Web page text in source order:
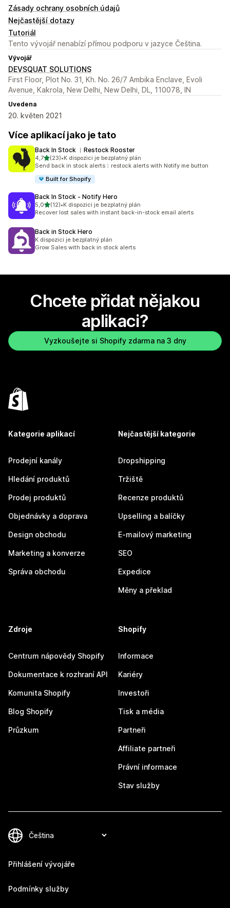
Zásady ochrany osobních údajů
Nejčastější dotazy
Tutoriál
Tento vývojář nenabízí přímou podporu v jazyce Čeština.
Vývojář
DEVSQUAT SOLUTIONS
First Floor, Plot No. 31, Kh. No. 26/7 Ambika Enclave, Evoli
Avenue, Kakrola, New Delhi, New Delhi, DL, 110078, IN
Uvedena
20. květen 2021
Více aplikací jako je tato
Back In Stock ︱Restock Rooster
4,7z 5 hvězd
(23)
Celkový počet recenzí: 23
•K dispozici je bezplatný plán
Send back in stock alerts︱restock alerts with Notify me button
Built for Shopify
Back In Stock ‑ Notify Hero
5,0z 5 hvězd
(12)
Celkový počet recenzí: 12
•K dispozici je bezplatný plán
Recover lost sales with instant back-in-stock email alerts
Back in Stock Hero
K dispozici je bezplatný plán
Grow Sales with back in stock alerts
Chcete přidat nějakou
aplikaci?
Vyzkoušejte si Shopify zdarma na 3 dny
Kategorie aplikací
Prodejní kanály
Hledání produktů
Prodej produktů
Objednávky a doprava
Design obchodu
Marketing a konverze
Správa obchodu
Nejčastější kategorie
Dropshipping
Tržiště
Recenze produktů
Upselling a balíčky
E-mailový marketing
SEO
Expedice
Měny a překlad
Zdroje
Centrum nápovědy Shopify
Dokumentace k rozhraní API
Komunita Shopify
Blog Shopify
Průzkum
Shopify
Informace
Kariéry
Investoři
Tisk a média
Partneři
Affiliate partneři
Právní informace
Stav služby
Přihlášení vývojáře
Podmínky služby